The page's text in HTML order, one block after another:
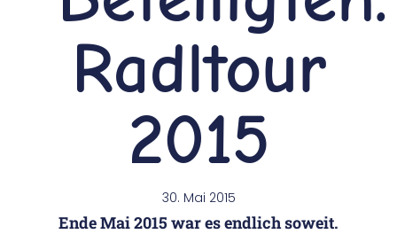
Radltour
2015
30. Mai 2015
Ende Mai 2015 war es endlich soweit.